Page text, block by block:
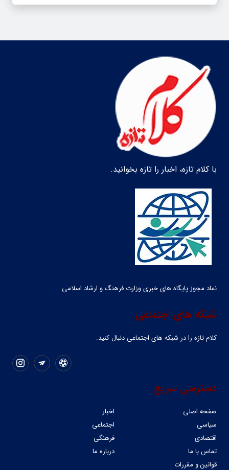
با کلام تازه، اخبار را تازه بخوانید.
نماد مجوز پایگاه های خبری وزارت فرهنگ و ارشاد اسلامی
شبکه های اجتماعی
کلام تازه را در شبکه ‌های اجتماعی دنبال کنید.
دسترسی سریع
صفحه اصلی
اخبار
سیاسی
اجتماعی
اقتصادی
فرهنگی
تماس با ما
درباره ما
قوانین و مقررات